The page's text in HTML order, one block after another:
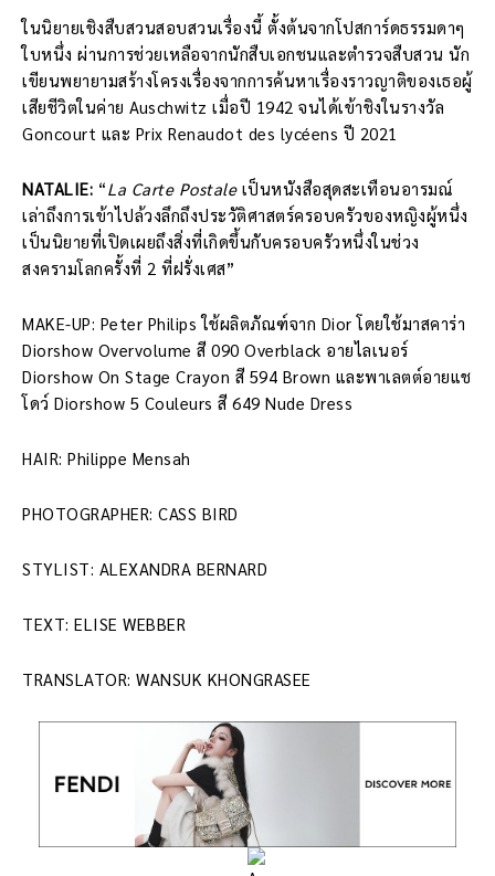
ในนิยายเชิงสืบสวนสอบสวนเรื่องนี้ ตั้งต้นจากโปสการ์ดธรรมดาๆ
ใบหนึ่ง ผ่านการช่วยเหลือจากนักสืบเอกชนและตำรวจสืบสวน นัก
เขียนพยายามสร้างโครงเรื่องจากการค้นหาเรื่องราวญาติของเธอผู้
เสียชีวิตในค่าย Auschwitz เมื่อปี 1942 จนได้เข้าชิงในรางวัล
Goncourt และ Prix Renaudot des lycéens ปี 2021
NATALIE: “La Carte Postaleเป็นหนังสือสุดสะเทือนอารมณ์
เล่าถึงการเข้าไปล้วงลึกถึงประวัติศาสตร์ครอบครัวของหญิงผู้หนึ่ง
เป็นนิยายที่เปิดเผยถึงสิ่งที่เกิดขึ้นกับครอบครัวหนึ่งในช่วง
สงครามโลกครั้งที่ 2 ที่ฝรั่งเศส”
MAKE-UP: Peter Philips ใช้ผลิตภัณฑ์จาก Dior โดยใช้มาสคาร่า
Diorshow Overvolume สี 090 Overblack อายไลเนอร์
Diorshow On Stage Crayon สี 594 Brown และพาเลตต์อายแช
โดว์ Diorshow 5 Couleurs สี 649 Nude Dress
HAIR: Philippe Mensah
PHOTOGRAPHER: CASS BIRD
STYLIST: ALEXANDRA BERNARD
TEXT: ELISE WEBBER
TRANSLATOR: WANSUK KHONGRASEE